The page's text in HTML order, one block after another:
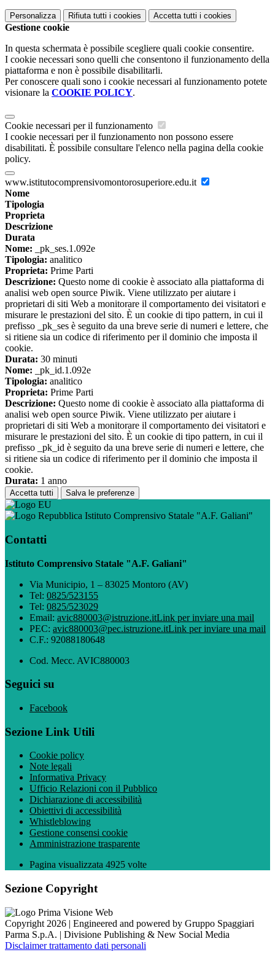
Personalizza Rifiuta tutti i cookies Accetta tutti i cookies
Gestione cookie
In questa schermata è possibile scegliere quali cookie consentire.
I cookie necessari sono quelli che consentono il funzionamento della
piattaforma e non è possibile disabilitarli.
Per conoscere quali sono i cookie necessari al funzionamento potete
visionare la COOKIE POLICY.
Cookie necessari per il funzionamento
I cookie necessari per il funzionamento non possono essere
disabilitati. È possibile consultare l'elenco nella pagina della cookie
policy.
www.istitutocomprensivomontorosuperiore.edu.it
Nome
Tipologia
Proprieta
Descrizione
Durata
Nome: _pk_ses.1.092e
Tipologia: analitico
Proprieta: Prime Parti
Descrizione: Questo nome di cookie è associato alla piattaforma di
analisi web open source Piwik. Viene utilizzato per aiutare i
proprietari di siti Web a monitorare il comportamento dei visitatori e
misurare le prestazioni del sito. È un cookie di tipo pattern, in cui il
prefisso _pk_ses è seguito da una breve serie di numeri e lettere, che
si ritiene sia un codice di riferimento per il dominio che imposta il
cookie.
Durata: 30 minuti
Nome: _pk_id.1.092e
Tipologia: analitico
Proprieta: Prime Parti
Descrizione: Questo nome di cookie è associato alla piattaforma di
analisi web open source Piwik. Viene utilizzato per aiutare i
proprietari di siti Web a monitorare il comportamento dei visitatori e
misurare le prestazioni del sito. È un cookie di tipo pattern, in cui il
prefisso _pk_id è seguito da una breve serie di numeri e lettere, che
si ritiene sia un codice di riferimento per il dominio che imposta il
cookie.
Durata: 1 anno
Accetta tutti Salva le preferenze
Istituto Comprensivo Statale "A.F. Galiani"
Contatti
Istituto Comprensivo Statale "A.F. Galiani"
Via Municipio, 1 – 83025 Montoro (AV)
Tel: 0825/523155
Tel: 0825/523029
Email: avic880003@istruzione.itLink per inviare una mail
PEC: avic880003@pec.istruzione.itLink per inviare una mail
C.F.: 92088180648
Cod. Mecc. AVIC880003
Seguici su
Facebook
Sezione Link Utili
Cookie policy
Note legali
Informativa Privacy
Ufficio Relazioni con il Pubblico
Dichiarazione di accessibilità
Obiettivi di accessibilità
Whistleblowing
Gestione consensi cookie
Amministrazione trasparente
Pagina visualizzata 4925 volte
Sezione Copyright
Copyright 2026 | Engineered and powered by Gruppo Spaggiari
Parma S.p.A. | Divisione Publishing & New Social Media
Disclaimer trattamento dati personali